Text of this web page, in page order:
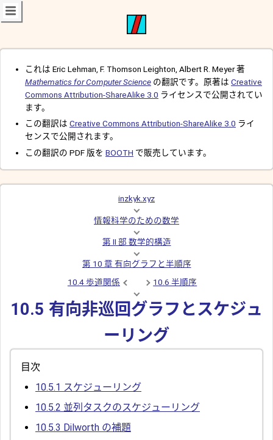
これは Eric Lehman, F. Thomson Leighton, Albert R. Meyer 著
Mathematics for Computer Science の翻訳です。原著は Creative
Commons Attribution-ShareAlike 3.0 ライセンスで公開されてい
ます。
この翻訳は Creative Commons Attribution-ShareAlike 3.0 ライ
センスで公開されます。
この翻訳の PDF 版を BOOTH で販売しています。
inzkyk.xyz
情報科学のための数学
第 II 部 数学的構造
第 10 章 有向グラフと半順序
10.4 歩道関係
10.6 半順序
10.5 有向非巡回グラフとスケジュ
ーリング
目次
10.5.1 スケジューリング
10.5.2 並列タスクのスケジューリング
10.5.3 Dilworth の補題